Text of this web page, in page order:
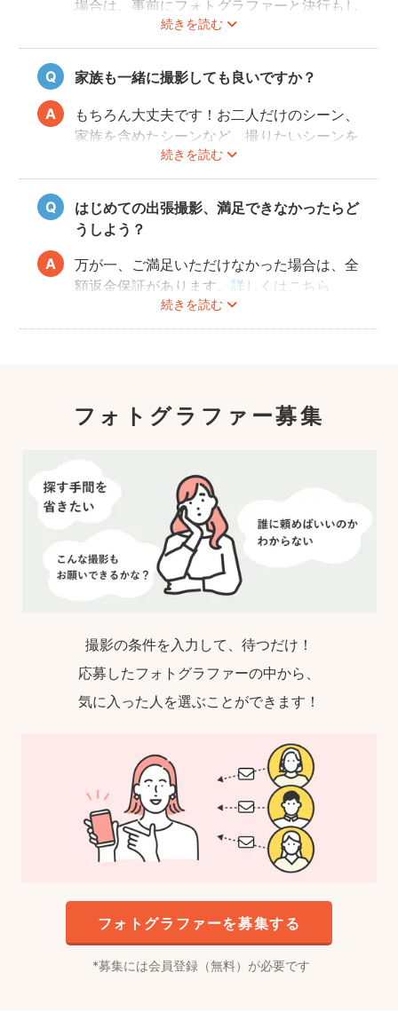
続きを読む
場合は、事前にフォトグラファーと決行もし
くは日時変更をご相談ください。
日時変更方法はこちらをご参照ください。
家族も一緒に撮影しても良いですか？
続きを読む
もちろん大丈夫です！お二人だけのシーン、
家族を含めたシーンなど、撮りたいシーンを
フォトグラファーさんに相談してみてくださ
いね。
はじめての出張撮影、満足できなかったらど
うしよう？
続きを読む
万が一、ご満足いただけなかった場合は、全
額返金保証があります。詳しくはこちら
フォトグラファー募集
撮影の条件を入力して、待つだけ！
応募したフォトグラファーの中から、
気に入った人を選ぶことができます！
フォトグラファーを募集する
募集には会員登録（無料）が必要です